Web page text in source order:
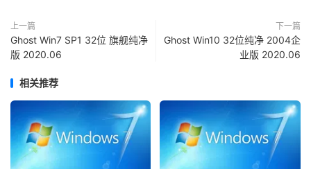
上一篇
Ghost Win7 SP1 32位 旗舰纯净
版 2020.06
下一篇
Ghost Win10 32位纯净 2004企
业版 2020.06
相关推荐